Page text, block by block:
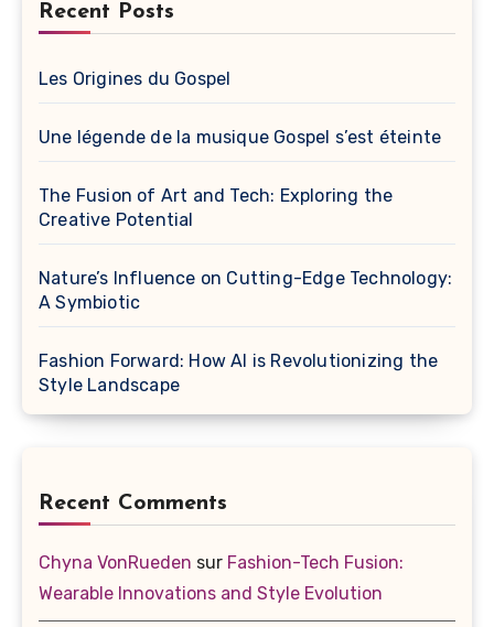
Recent Posts
Les Origines du Gospel
Une légende de la musique Gospel s’est éteinte
The Fusion of Art and Tech: Exploring the
Creative Potential
Nature’s Influence on Cutting-Edge Technology:
A Symbiotic
Fashion Forward: How AI is Revolutionizing the
Style Landscape
Recent Comments
Chyna VonRueden sur Fashion-Tech Fusion:
Wearable Innovations and Style Evolution